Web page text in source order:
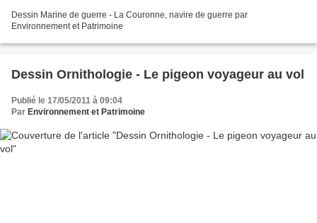
Dessin Marine de guerre - La Couronne, navire de guerre par
Environnement et Patrimoine
Dessin Ornithologie - Le pigeon voyageur au vol
Publié le 17/05/2011 à 09:04
Par Environnement et Patrimoine